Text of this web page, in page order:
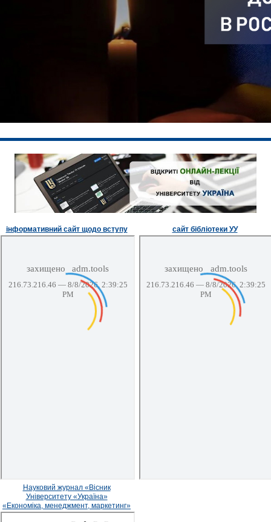
інформативний сайт щодо вступу сайт бібліотеки УУ
Науковий журнал «Вісник
Університету «Україна»
«Економіка, менеджмент, маркетинг»